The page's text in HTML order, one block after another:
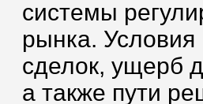
системы
рынка. Условия
сделок, ущерб
а также пути